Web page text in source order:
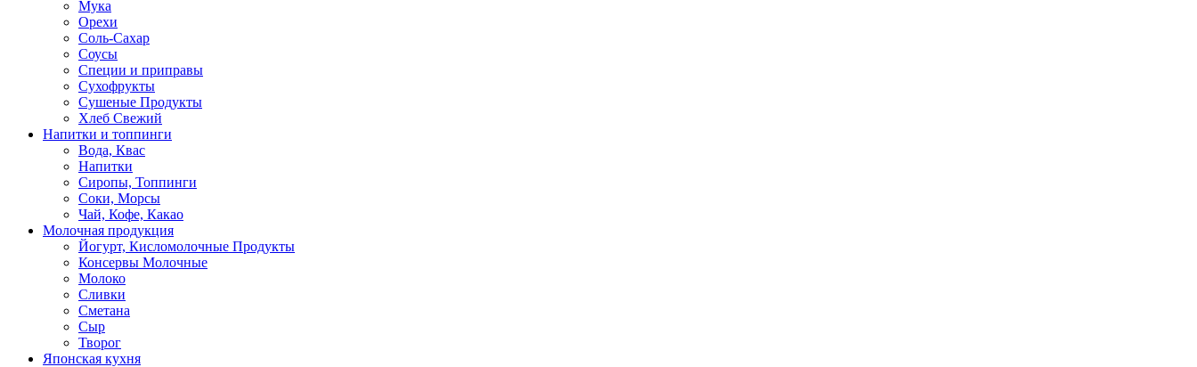
Мука
Орехи
Соль-Сахар
Соусы
Специи и приправы
Сухофрукты
Сушеные Продукты
Хлеб Свежий
Напитки и топпинги
Вода, Квас
Напитки
Сиропы, Топпинги
Соки, Морсы
Чай, Кофе, Какао
Молочная продукция
Йогурт, Кисломолочные Продукты
Консервы Молочные
Молоко
Сливки
Сметана
Сыр
Творог
Японская кухня